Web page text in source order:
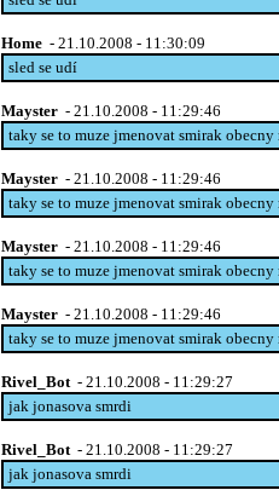
Home - 21.10.2008 - 11:30:09
sled se udí
Mayster - 21.10.2008 - 11:29:46
taky se to muze jmenovat smirak
Mayster - 21.10.2008 - 11:29:46
taky se to muze jmenovat smirak
Mayster - 21.10.2008 - 11:29:46
taky se to muze jmenovat smirak
Mayster - 21.10.2008 - 11:29:46
taky se to muze jmenovat smirak
Rivel_Bot - 21.10.2008 - 11:29:27
jak jonasova smrdi
Rivel_Bot - 21.10.2008 - 11:29:27
jak jonasova smrdi